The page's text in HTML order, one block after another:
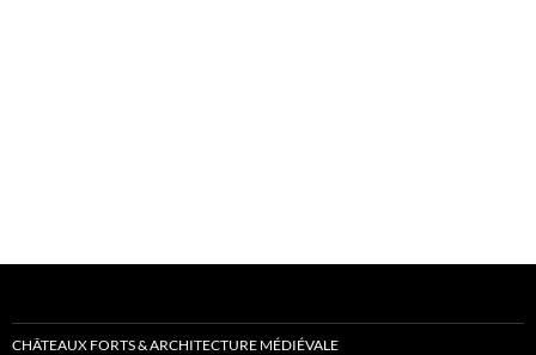
CHÂTEAUX FORTS & ARCHITECTURE MÉDIÉVALE